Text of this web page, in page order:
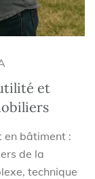
et
en bâtiment :
de la
technique